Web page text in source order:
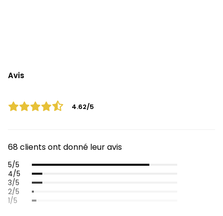
Avis
4.62/5
68 clients ont donné leur avis
5/5
4/5
3/5
2/5
1/5